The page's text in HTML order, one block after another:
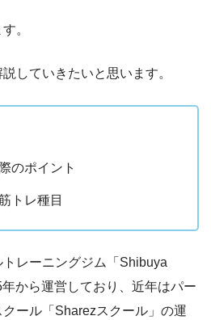
。
していきたいと思います。
のポイント
トレ種目
レーニングジム「Shibuya
から運営しており、近年はパー
ール「Sharezスクール」の運